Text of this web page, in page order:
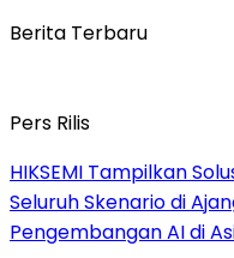
Berita Terbaru
Pers Rilis
HIKSEMI Tampilkan
Seluruh Skenario di
Pengembangan AI di